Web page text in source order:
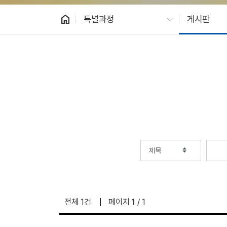
home 특별과정 게시판
전체 1건 페이지 1 / 1